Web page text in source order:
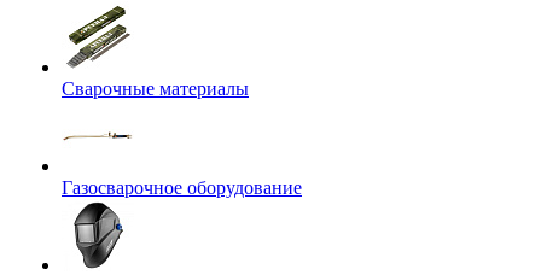
Сварочные материалы
Газосварочное оборудование